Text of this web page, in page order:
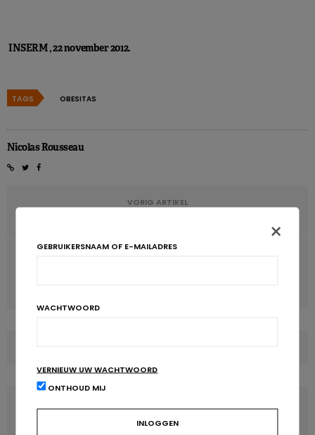
INSERM , 22 november 2012.
TAGS OBESITAS
Nicolas Rousseau
VORIG ARTIKEL
×
GEBRUIKERSNAAM OF E-MAILADRES
WACHTWOORD
VERNIEUW UW WACHTWOORD
ONTHOUD MIJ